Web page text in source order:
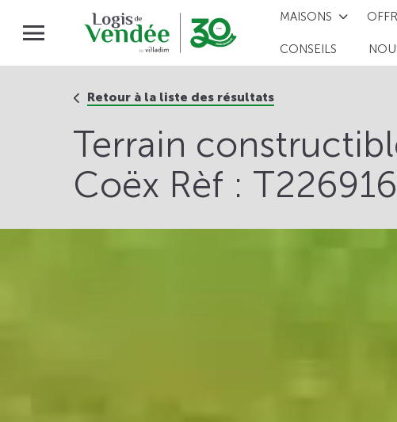
MAISONS
CONSEILS
Retour à la liste des résultats
Terrain
Coëx Rèf : T226916